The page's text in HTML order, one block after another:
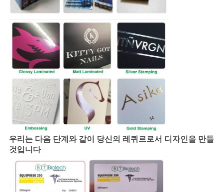
우리는 다음 단계와 같이 당신의 레퀴르로서 디자인을 만들
것입니다